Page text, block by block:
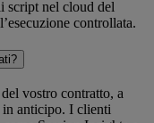
script nel cloud del
controllata.
vostro contratto, a
anticipo. I clienti